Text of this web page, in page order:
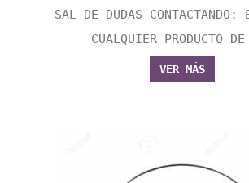
SAL DE DUDAS CONTACTANDO:
CUALQUIER PRODUCTO
VER MÁS